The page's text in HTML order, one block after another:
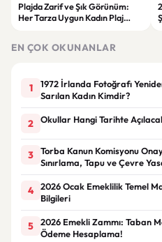
Plajda Zarif ve Şık Görünüm:
Her Tarza Uygun Kadın Plaj
EN ÇOK OKUNANLAR
1
1972 İrlanda Fotoğrafı
Sarılan Kadın Kimdir?
2 Okullar Hangi Tarihte
3
Torba Kanun Komisyonu
Sınırlama, Tapu ve Çevre
4
2026 Ocak Emeklilik Temel
Bilgileri
5
2026 Emekli Zammı: Taban
Ödeme Hesaplama!